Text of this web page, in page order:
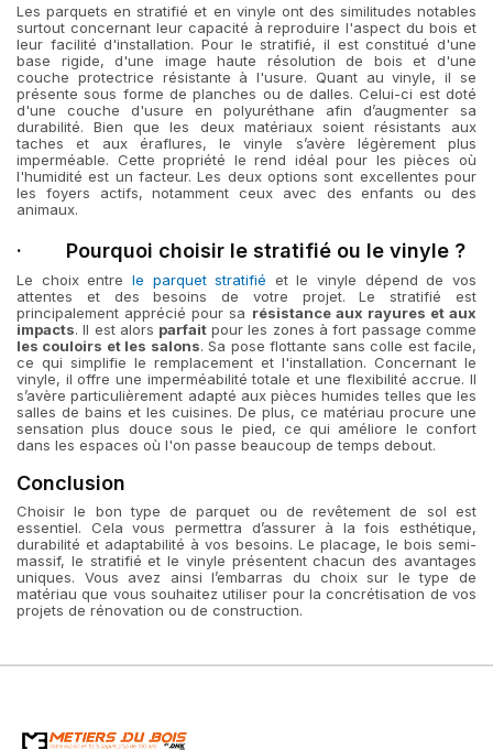
Les parquets en stratifié et en vinyle ont des similitudes notables
surtout concernant leur capacité à reproduire l'aspect du bois et
leur facilité d'installation. Pour le stratifié, il est constitué d'une
base rigide, d'une image haute résolution de bois et d'une
couche protectrice résistante à l'usure. Quant au vinyle, il se
présente sous forme de planches ou de dalles. Celui-ci est doté
d'une couche d'usure en polyuréthane afin d’augmenter sa
durabilité. Bien que les deux matériaux soient résistants aux
taches et aux éraflures, le vinyle s’avère légèrement plus
imperméable. Cette propriété le rend idéal pour les pièces où
l'humidité est un facteur. Les deux options sont excellentes pour
les foyers actifs, notamment ceux avec des enfants ou des
animaux.
· Pourquoi choisir le stratifié ou le vinyle ?
Le choix entre le parquet stratifié et le vinyle dépend de vos
attentes et des besoins de votre projet. Le stratifié est
principalement apprécié pour sa résistance aux rayures et aux
impacts. Il est alors parfait pour les zones à fort passage comme
les couloirs et les salons. Sa pose flottante sans colle est facile,
ce qui simplifie le remplacement et l'installation. Concernant le
vinyle, il offre une imperméabilité totale et une flexibilité accrue. Il
s’avère particulièrement adapté aux pièces humides telles que les
salles de bains et les cuisines. De plus, ce matériau procure une
sensation plus douce sous le pied, ce qui améliore le confort
dans les espaces où l'on passe beaucoup de temps debout.
Conclusion
Choisir le bon type de parquet ou de revêtement de sol est
essentiel. Cela vous permettra d’assurer à la fois esthétique,
durabilité et adaptabilité à vos besoins. Le placage, le bois semi-
massif, le stratifié et le vinyle présentent chacun des avantages
uniques. Vous avez ainsi l’embarras du choix sur le type de
matériau que vous souhaitez utiliser pour la concrétisation de vos
projets de rénovation ou de construction.